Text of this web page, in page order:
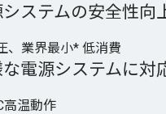
ステムの安全性向
、業界最小* 低消費
電源システムに対
高温動作